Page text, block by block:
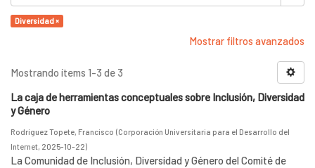
Diversidad ×
Mostrar filtros avanzados
Mostrando ítems 1-3 de 3
La caja de herramientas conceptuales sobre Inclusión, Diversidad
y Género
Rodríguez Topete, Francisco (Corporación Universitaria para el Desarrollo del
Internet, 2025-10-22)
La Comunidad de Inclusión, Diversidad y Género del Comité de